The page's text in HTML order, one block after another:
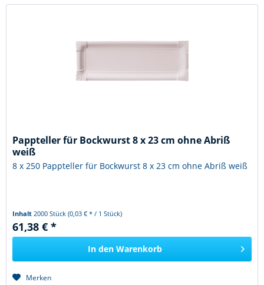
Pappteller für Bockwurst 8 x 23 cm ohne Abriß
weiß
8 x 250 Pappteller für Bockwurst 8 x 23 cm ohne Abriß weiß
Inhalt2000 Stück(0,03 € * / 1 Stück)
61,38 € *
In den Warenkorb
Merken